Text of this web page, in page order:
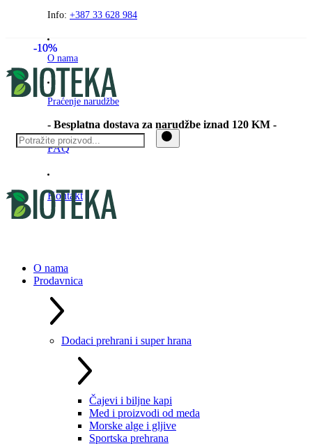
PreskočiteInfo: +387 33 628 984
O nama
Praćenje narudžbe
- Besplatna dostava za narudžbe iznad 120 KM -
FAQ
Kontakt
O nama
Prodavnica
Dodaci prehrani i super hrana
Čajevi i biljne kapi
Med i proizvodi od meda
Morske alge i gljive
Sportska prehrana
-10%
-10%